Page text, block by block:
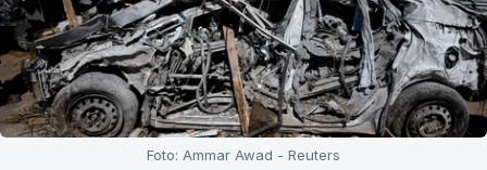
Foto: Ammar Awad - Reuters